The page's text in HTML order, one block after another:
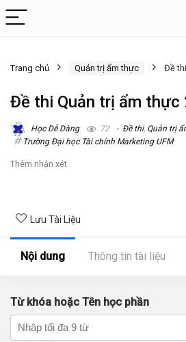
Trang chủ Quản trị ẩm thực Đề
Đề thi Quản trị ẩm thực
Học Dễ Dàng 72 Đề thi, Quản trị
Trường Đại học Tài chính Marketing UFM
Thêm nhận xét
Lưu Tài Liệu
Nội dung Thông tin tài liệu
Từ khóa hoặc Tên học phần